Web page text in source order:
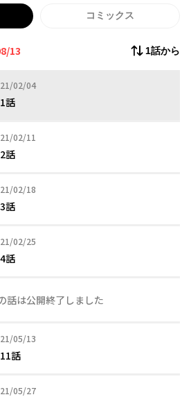
コミックス
13 1話から
02/04
年02月04日
話
02/11
年02月11日
話
02/18
年02月18日
話
02/25
年02月25日
話
話は公開終了しました
05/13
年05月13日
話
05/27
年05月27日